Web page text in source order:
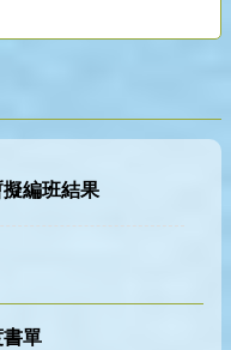
擬編班結果
書單